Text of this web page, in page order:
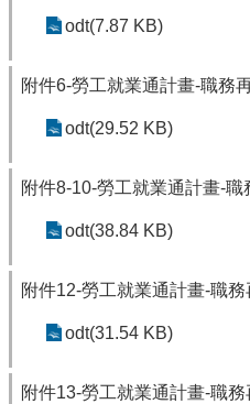
odt(7.87 KB)
附件6-勞工就業通計畫-職務
odt(29.52 KB)
附件8-10-勞工就業通計畫-
odt(38.84 KB)
附件12-勞工就業通計畫-職
odt(31.54 KB)
附件13-勞工就業通計畫-職